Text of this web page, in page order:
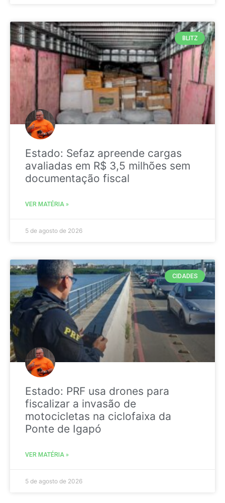
BLITZ
Estado: Sefaz apreende cargas
avaliadas em R$ 3,5 milhões sem
documentação fiscal
VER MATÉRIA »
5 de agosto de 2026
CIDADES
Estado: PRF usa drones para
fiscalizar a invasão de
motocicletas na ciclofaixa da
Ponte de Igapó
VER MATÉRIA »
5 de agosto de 2026